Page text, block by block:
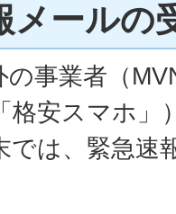
メールの
の事業者（
格安スマホ」
では、緊急速